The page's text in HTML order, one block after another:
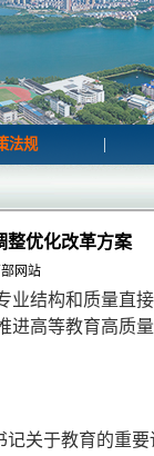
法规 |
整优化改革方案
网站
结构和质量直
高等教育高质
关于教育的重